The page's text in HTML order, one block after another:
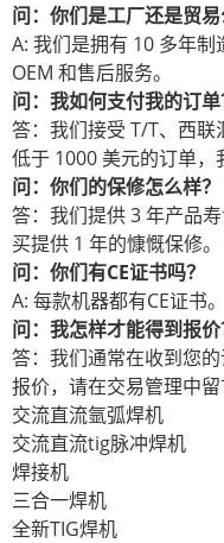
问：你们是工厂还是贸易
A: 我们是拥有 10 多年
OEM 和售后服务。
问：我如何支付我的订单
答：我们接受 T/T、西
低于 1000 美元的订单，
问：你们的保修怎么样？
答：我们提供 3 年产品
买提供 1 年的慷慨保修。
问：你们有CE证书吗？
A: 每款机器都有CE证书。
问：我怎样才能得到报价
答：我们通常在收到您
报价，请在交易管理中
交流直流氩弧焊机
交流直流tig脉冲焊机
焊接机
三合一焊机
全新TIG焊机